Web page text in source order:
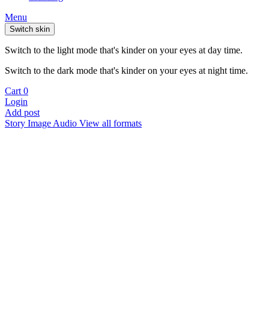
Menu
Switch skin
Switch to the light mode that's kinder on your eyes at day time.
Switch to the dark mode that's kinder on your eyes at night time.
Cart 0
Login
Add post
Story Image Audio View all formats